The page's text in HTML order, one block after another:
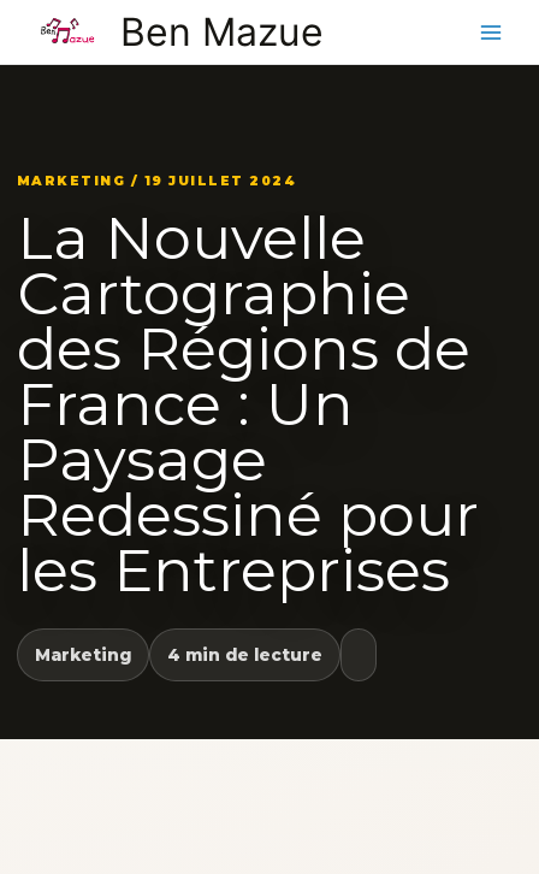
contenu
Ben Mazue
MARKETING / 19 JUILLET 2024
La Nouvelle
Cartographie
des Régions de
France : Un
Paysage
Redessiné pour
les Entreprises
Marketing 4 min de lecture